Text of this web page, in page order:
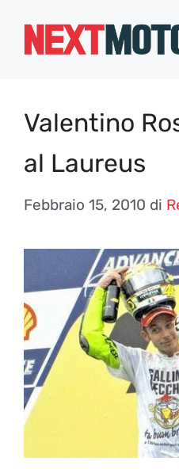
Valentino
al Laureus
Febbraio 15, 2010 di